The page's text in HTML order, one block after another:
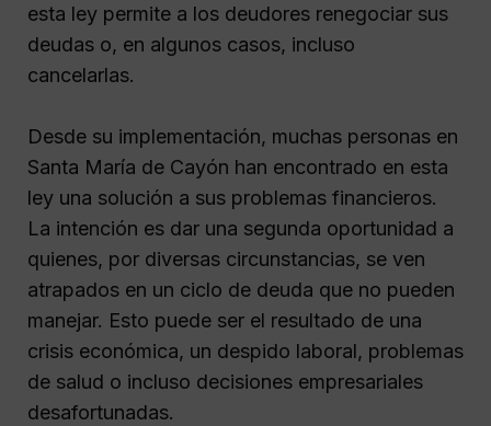
esta ley permite a los deudores renegociar sus
deudas o, en algunos casos, incluso
cancelarlas.
Desde su implementación, muchas personas en
Santa María de Cayón han encontrado en esta
ley una solución a sus problemas financieros.
La intención es dar una segunda oportunidad a
quienes, por diversas circunstancias, se ven
atrapados en un ciclo de deuda que no pueden
manejar. Esto puede ser el resultado de una
crisis económica, un despido laboral, problemas
de salud o incluso decisiones empresariales
desafortunadas.